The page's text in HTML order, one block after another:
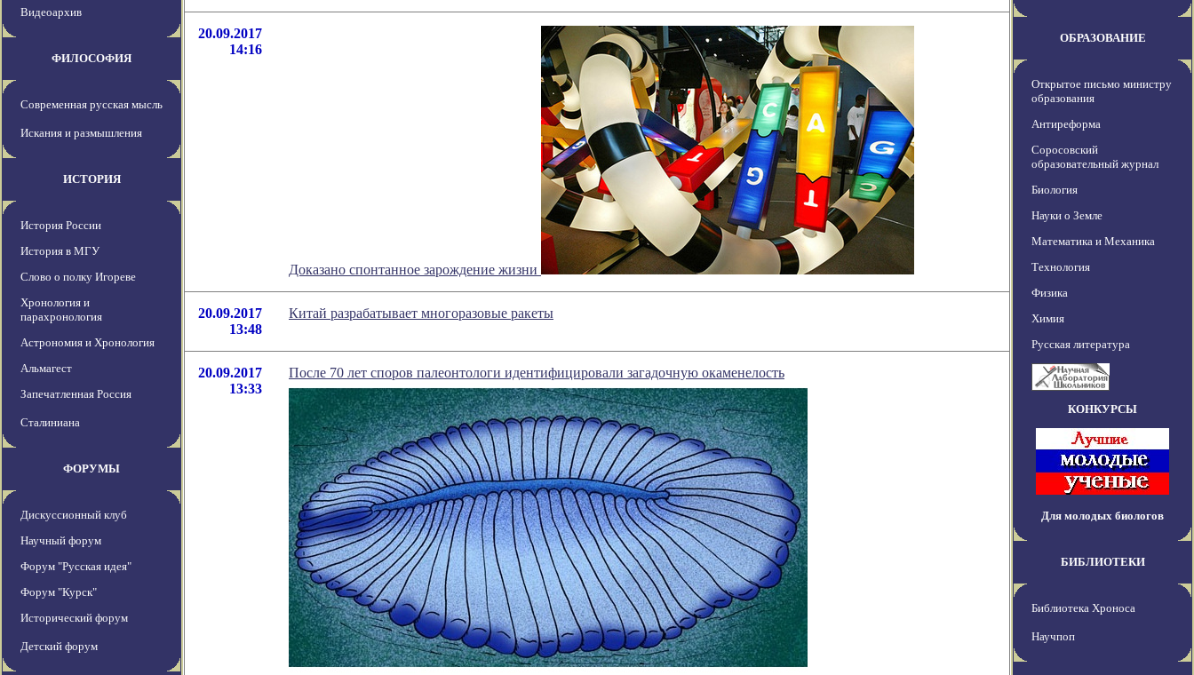
Видеоархив
ФИЛОСОФИЯ
Современная русская мысль
Искания и размышления
ИСТОРИЯ
История России
История в МГУ
Слово о полку Игореве
Хронология и
парахронология
Астрономия и Хронология
Альмагест
Запечатленная Россия
Сталиниана
ФОРУМЫ
Дискуссионный клуб
Научный форум
Форум "Русская идея"
Форум "Курск"
Исторический форум
Детский форум
20.09.2017
14:16
Доказано спонтанное зарождение жизни
20.09.2017
13:48
Китай разрабатывает многоразовые ракеты
20.09.2017
13:33
После 70 лет споров палеонтологи идентифицировали загадочную окаменелость
ОБРАЗОВАНИЕ
Открытое письмо министру
образования
Антиреформа
Соросовский
образовательный журнал
Биология
Науки о Земле
Математика и Механика
Технология
Физика
Химия
Русская литература
КОНКУРСЫ
Для молодых биологов
БИБЛИОТЕКИ
Библиотека Хроноса
Научпоп